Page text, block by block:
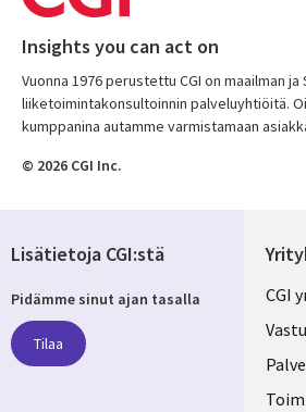
Insights you can act on
Vuonna 1976 perustettu CGI on maailman ja
liiketoimintakonsultoinnin palveluyhtiöitä.
kumppanina autamme varmistamaan
© 2026 CGI Inc.
CGI
Lisätietoja CGI:stä
Pidämme sinut ajan tasalla
Tilaa